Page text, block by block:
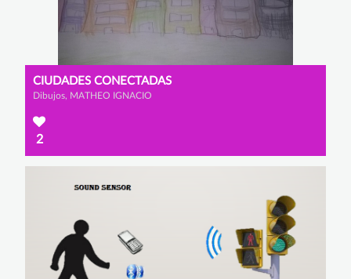
CIUDADES CONECTADAS
Dibujos, MATHEO IGNACIO
2